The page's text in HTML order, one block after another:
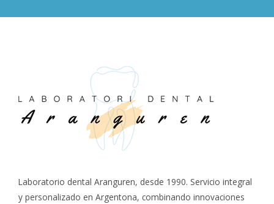
Laboratorio dental Aranguren, desde 1990. Servicio integral
y personalizado en Argentona, combinando innovaciones